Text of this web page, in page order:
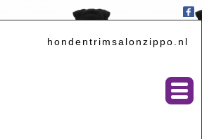
hondentrimsalonzippo.nl